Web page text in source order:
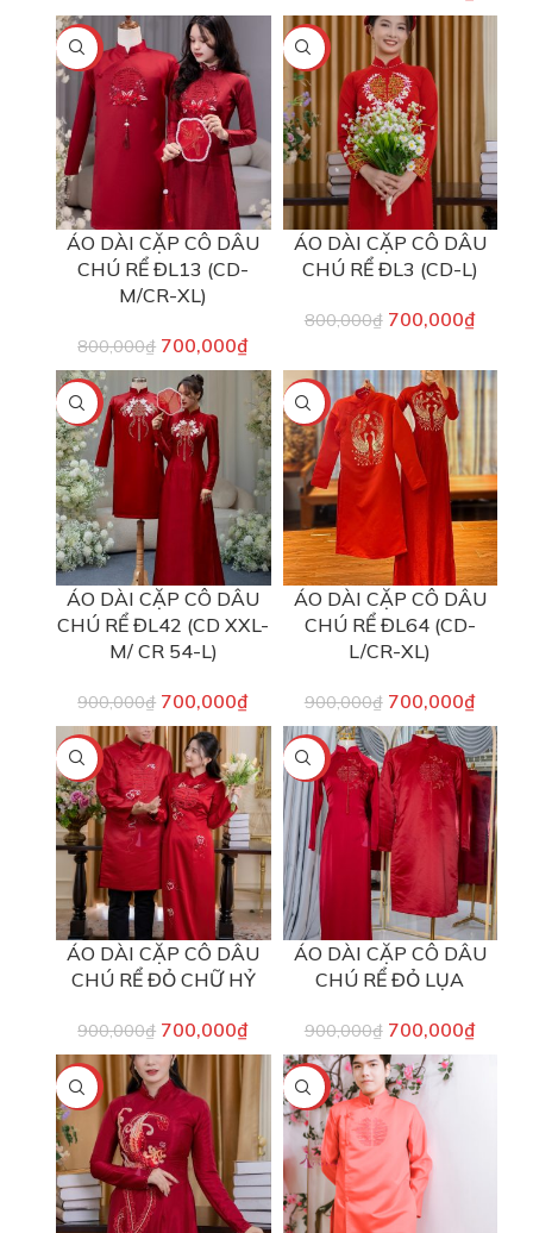
-13%
ÁO DÀI CẶP CÔ DÂU
CHÚ RỂ ĐL13 (CD-
M/CR-XL)
800,000₫ 700,000₫
-13%
ÁO DÀI CẶP CÔ DÂU
CHÚ RỂ ĐL3 (CD-L)
800,000₫ 700,000₫
-22%
ÁO DÀI CẶP CÔ DÂU
CHÚ RỂ ĐL42 (CD XXL-
M/ CR 54-L)
900,000₫ 700,000₫
-22%
ÁO DÀI CẶP CÔ DÂU
CHÚ RỂ ĐL64 (CD-
L/CR-XL)
900,000₫ 700,000₫
-22%
ÁO DÀI CẶP CÔ DÂU
CHÚ RỂ ĐỎ CHỮ HỶ
900,000₫ 700,000₫
-22%
ÁO DÀI CẶP CÔ DÂU
CHÚ RỂ ĐỎ LỤA
900,000₫ 700,000₫
-22% -20%